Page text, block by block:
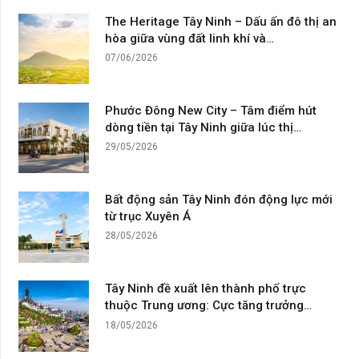
The Heritage Tây Ninh – Dấu ấn đô thị an
hòa giữa vùng đất linh khí và…
07/06/2026
Phước Đông New City – Tâm điểm hút
dòng tiền tại Tây Ninh giữa lúc thị…
29/05/2026
Bất động sản Tây Ninh đón động lực mới
từ trục Xuyên Á
28/05/2026
Tây Ninh đề xuất lên thành phố trực
thuộc Trung ương: Cực tăng trưởng…
18/05/2026